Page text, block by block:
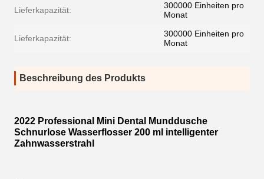
Lieferkapazität:
300000 Einheiten pro
Monat
Lieferkapazität:
300000 Einheiten pro
Monat
Beschreibung des Produkts
2022 Professional Mini Dental Munddusche
Schnurlose Wasserflosser 200 ml intelligenter
Zahnwasserstrahl